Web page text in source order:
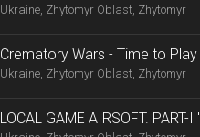
Ukraine, Zhytomyr Oblast, Zhytomyr
Crematory Wars - Time to Play
Ukraine, Zhytomyr Oblast, Zhytomyr
LOCAL GAME АIRSOFT. PART-